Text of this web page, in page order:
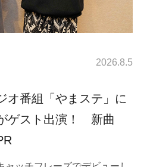
2026.8.5
オ番組「やまステ」に
ゲスト出演！ 新曲